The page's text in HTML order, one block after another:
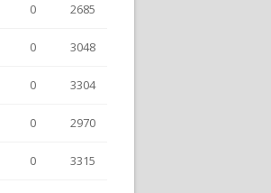
0 2685
0 3048
0 3304
0 2970
0 3315